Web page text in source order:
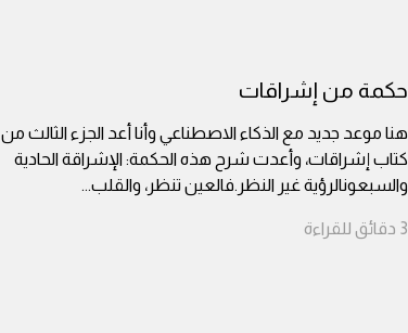
حكمة من إشراقات
هنا موعد جديد مع الذكاء الاصطناعي وأنا أعد الجزء الثالث من
كتاب إشراقات، وأعدت شرح هذه الحكمة: الإشراقة الحادية
والسبعونالرؤية غير النظر.فالعين تنظر، والقلب...
3 دقائق للقراءة